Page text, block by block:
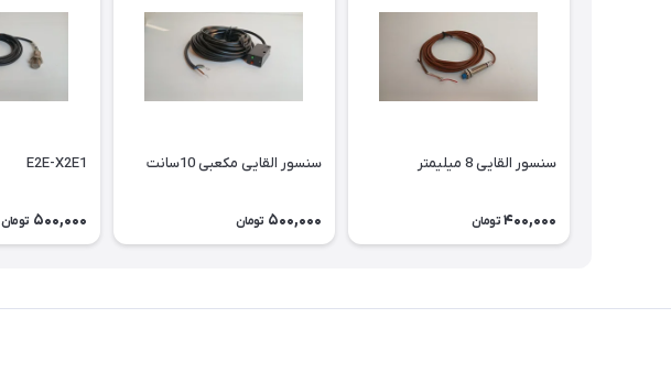
سنسور القایی 8 میلیمتر
400,000 تومان
سنسور القایی مکعبی 10سانت
500,000 تومان
E2E-X2E1
500,000 تومان